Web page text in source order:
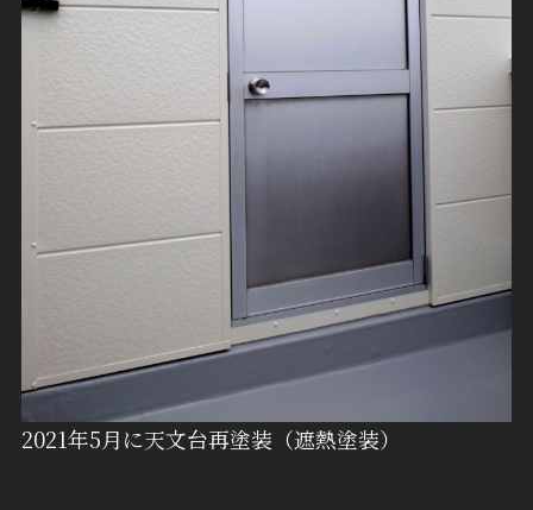
2021年5月に天文台再塗装（遮熱塗装）